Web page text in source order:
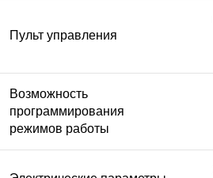
Пульт управления
Возможность
программирования
режимов работы